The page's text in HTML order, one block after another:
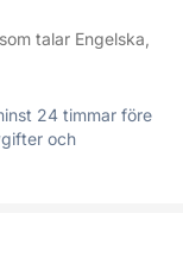
talar Engelska,
24 timmar före
och